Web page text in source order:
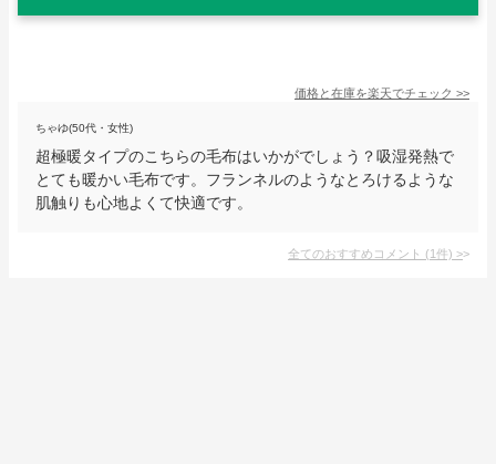
価格と在庫を楽天でチェック >>
ちゃゆ(50代・女性)
超極暖タイプのこちらの毛布はいかがでしょう？吸湿発熱で
とても暖かい毛布です。フランネルのようなとろけるような
肌触りも心地よくて快適です。
全てのおすすめコメント (1件) >